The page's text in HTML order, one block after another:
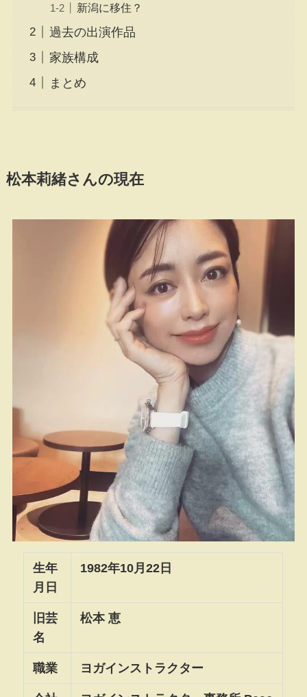
新潟に移住？
過去の出演作品
家族構成
まとめ
松本莉緒さんの現在
生年
月日
1982年10月22日
旧芸
名
松本 恵
職業 ヨガインストラクター